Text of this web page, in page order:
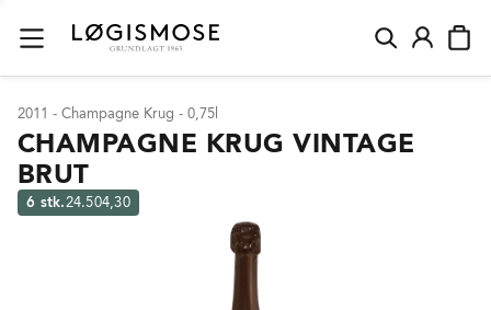
2011 - Champagne Krug - 0,75l
CHAMPAGNE KRUG VINTAGE
BRUT
6 stk.24.504,30